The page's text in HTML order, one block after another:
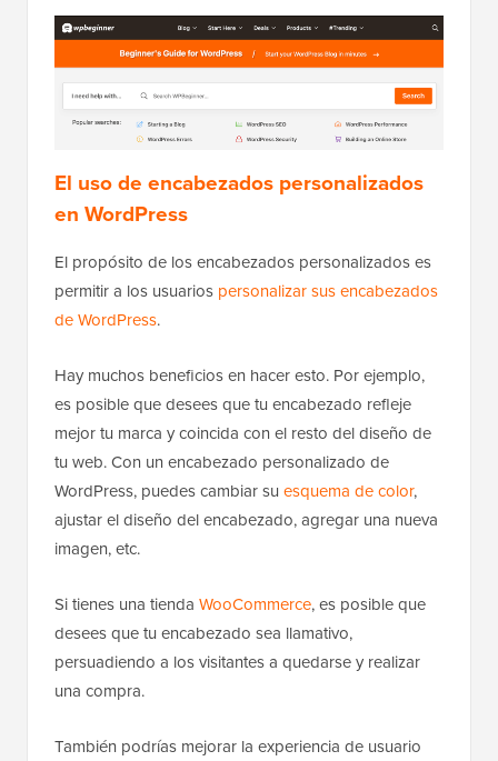
El uso de encabezados personalizados
en WordPress
El propósito de los encabezados personalizados es
permitir a los usuarios personalizar sus encabezados
de WordPress.
Hay muchos beneficios en hacer esto. Por ejemplo,
es posible que desees que tu encabezado refleje
mejor tu marca y coincida con el resto del diseño de
tu web. Con un encabezado personalizado de
WordPress, puedes cambiar su esquema de color,
ajustar el diseño del encabezado, agregar una nueva
imagen, etc.
Si tienes una tienda WooCommerce, es posible que
desees que tu encabezado sea llamativo,
persuadiendo a los visitantes a quedarse y realizar
una compra.
También podrías mejorar la experiencia de usuario